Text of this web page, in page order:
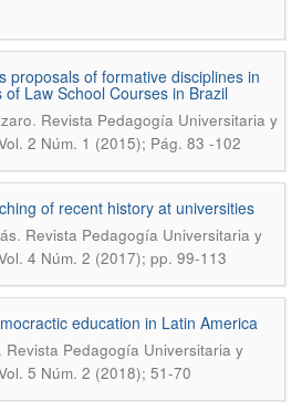
proposals of formative disciplines in
Law School Courses in Brazil
. Revista Pedagogía Universitaria y
2 Núm. 1 (2015); Pág. 83 -102
of recent history at universities
. Revista Pedagogía Universitaria y
4 Núm. 2 (2017); pp. 99-113
education in Latin America
. Revista Pedagogía Universitaria y
5 Núm. 2 (2018); 51-70